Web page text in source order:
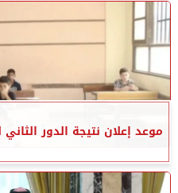
موعد إعلان نتيجة الدور الثاني